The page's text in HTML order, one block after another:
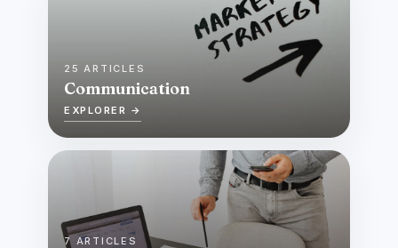
25 ARTICLES
Communication
EXPLORER →
7 ARTICLES